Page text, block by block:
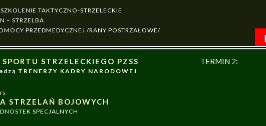
TAKTYCZNO-STRZELECKIE
– STRZELBA
PRZEDMEDYCZNEJ /RANY POSTRZAŁOWE/
STRZELECKIEGO PZSS
TRENERZY KADRY NARODOWEJ
STRZELAŃ BOJOWYCH
SPECJALNYCH
TERMIN 2: